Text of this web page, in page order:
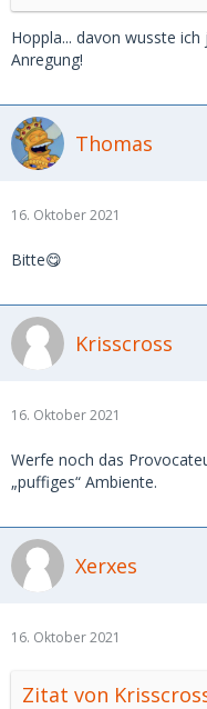
Hoppla... davon wusste
Anregung!
Thomas
16. Oktober 2021
Bitte😋
Krisscross
16. Oktober 2021
Werfe noch das
„puffiges“ Ambiente.
Xerxes
16. Oktober 2021
Zitat von